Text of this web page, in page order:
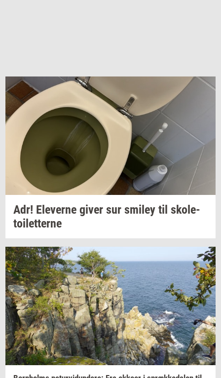
Adr! Ele­ver­ne giver sur smiley til sko­le­
toilet­ter­ne